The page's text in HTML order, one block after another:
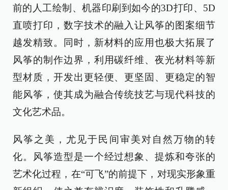
前的人工绘制、机器印刷到如今的3D打印、5D
直喷打印，数字技术的融入让风筝的图案细节
越发精致。同时，新材料的应用也极大拓展了
风筝的制作边界，利用碳纤维、夜光材料等新
型材质，开发出更轻便、更坚固、更稳定的智
能风筝，使其成为融合传统技艺与现代科技的
文化艺术品。
风筝之美，尤见于民间审美对自然万物的转
化。风筝造型是一个经过想象、提炼和夸张的
艺术化过程，在“可飞”的前提下，对现实形象重